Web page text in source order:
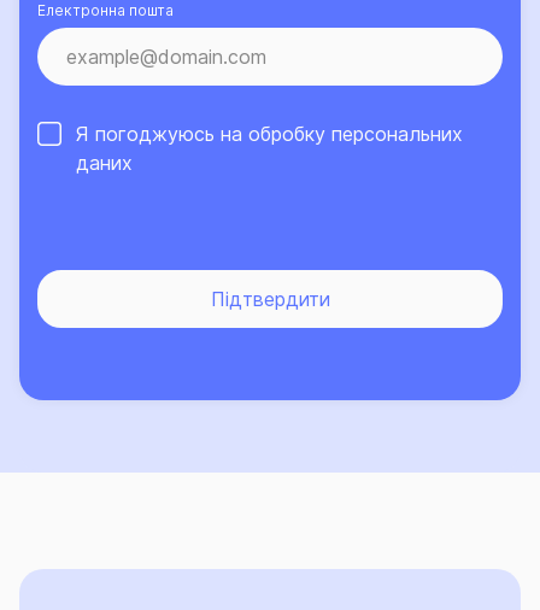
Електронна пошта
Я погоджуюсь на обробку персональних
даних
Підтвердити